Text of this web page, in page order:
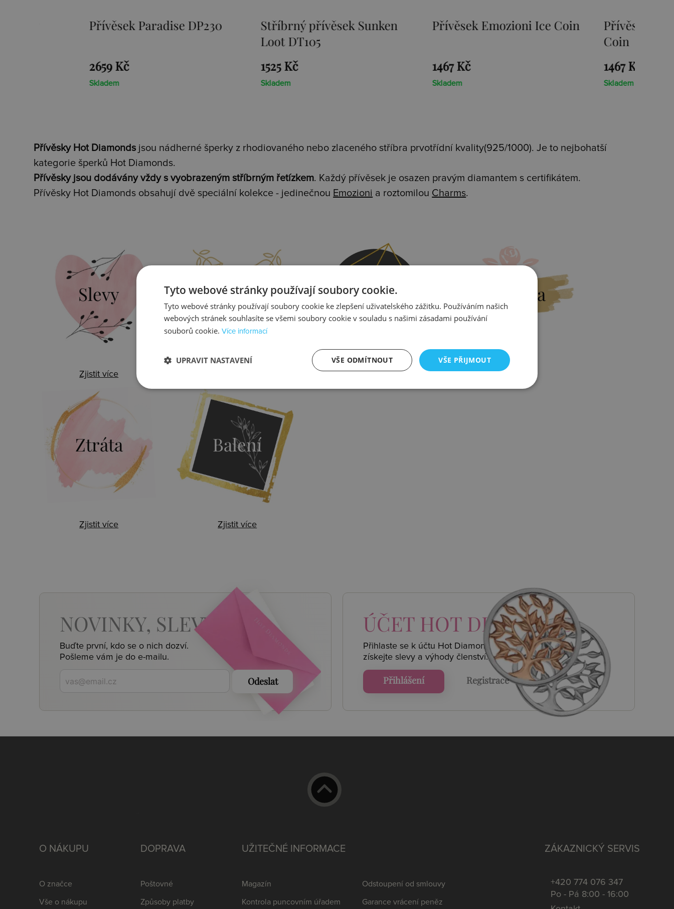
Přívěsek Paradise DP230
2659 Kč
Stříbrný přívěsek Sunken
Loot DT105
Přívěsek Emozioni Ice Coin
Přívěsek Emozioni
Přívěsky Hot Diamonds jsou nádherné šperky z rhodiovaného nebo zlaceného stříbra prvotřídní kvality(925/1000). Je to nejbohatší
kategorie šperků Hot Diamonds.
Přívěsky jsou dodávány vždy s vyobrazeným stříbrným řetízkem. Každý přívěsek je osazen pravým diamantem s certifikátem.
Přívěsky Hot Diamonds obsahují dvě speciální kolekce - jedinečnou Emozioni a roztomilou Charms.
Slevy
Zjistit více
Doprava Kontrola Výměna
Ztráta
Zjistit více
Balení
Zjistit více
NOVINKY, SLEVY, AKCE
Buďte první, kdo se o nich dozví.
Pošleme vám je do e-mailu.
Odeslat
ÚČET HOT DIAMONDS
Přihlaste se k účtu Hot Diamonds a
získejte slevy a výhody členství.
Přihlášení Registrace
ZÁKAZNICKÝ SERVIS
+420 774 076 347
Po - Pá 8:00 - 16:00
O NÁKUPU
O značce
Vše o nákupu
DOPRAVA
Poštovné
Způsoby platby
UŽITEČNÉ INFORMACE
Magazín
Kontrola puncovním úřadem
Odstoupení od smlouvy
Garance vrácení peněz
Tyto webové stránky používají soubory cookie.
Tyto webové stránky používají soubory cookie ke zlepšení uživatelského zážitku. Používáním našich
webových stránek souhlasíte se všemi soubory cookie v souladu s našimi zásadami používání
souborů cookie. Více informací
VŠE PŘIJMOUT
VŠE ODMÍTNOUT
UPRAVIT NASTAVENÍ